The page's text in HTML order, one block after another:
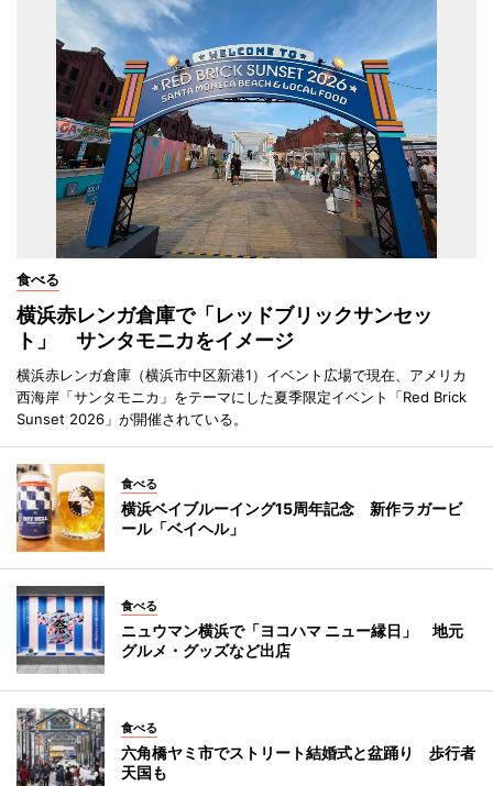
食べる
横浜赤レンガ倉庫で「レッドブリックサンセッ
ト」 サンタモニカをイメージ
横浜赤レンガ倉庫（横浜市中区新港1）イベント広場で現在、アメリカ
西海岸「サンタモニカ」をテーマにした夏季限定イベント「Red Brick
Sunset 2026」が開催されている。
食べる
横浜ベイブルーイング15周年記念 新作ラガービ
ール「ベイヘル」
食べる
ニュウマン横浜で「ヨコハマ ニュー縁日」 地元
グルメ・グッズなど出店
食べる
六角橋ヤミ市でストリート結婚式と盆踊り 歩行者
天国も